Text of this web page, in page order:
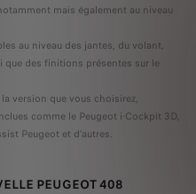
mais également au niveau
au niveau des jantes, du volant,
que des finitions présentes sur le
version que vous choisirez,
comme le Peugeot i-Cockpit 3D,
Peugeot et d’autres.
PEUGEOT 408